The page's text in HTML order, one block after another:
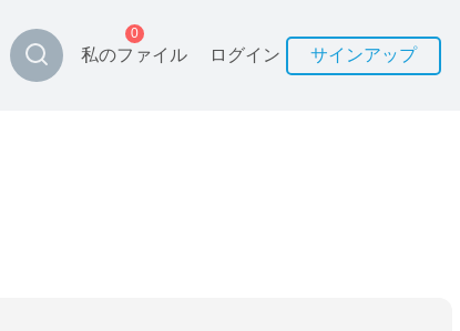
私のファイル
0
ログイン サインアップ